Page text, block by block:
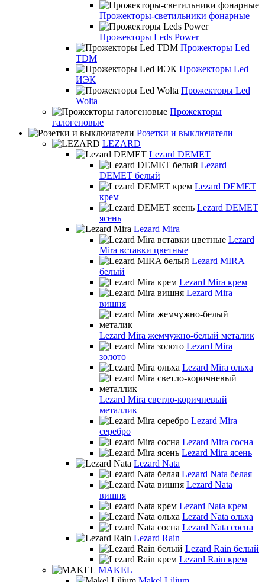
Прожекторы-светильники фонарные
Прожекторы Leds Power
Прожекторы Led
TDM
Прожекторы Led
ИЭК
Прожекторы Led
Wolta
Прожекторы
галогеновые
Розетки и выключатели
LEZARD
Lezard DEMET
Lezard
DEMET белый
Lezard DEMET
крем
Lezard DEMET
ясень
Lezard Mira
Lezard
Mira вставки цветные
Lezard MIRA
белый
Lezard Mira крем
Lezard Mira
вишня
Lezard Mira жемчужно-белый металик
Lezard Mira
золото
Lezard Mira ольха
Lezard Mira светло-коричневый
металлик
Lezard Mira
серебро
Lezard Mira сосна
Lezard Mira ясень
Lezard Nata
Lezard Nata белая
Lezard Nata
вишня
Lezard Nata крем
Lezard Nata ольха
Lezard Nata сосна
Lezard Rain
Lezard Rain белый
Lezard Rain крем
MAKEL